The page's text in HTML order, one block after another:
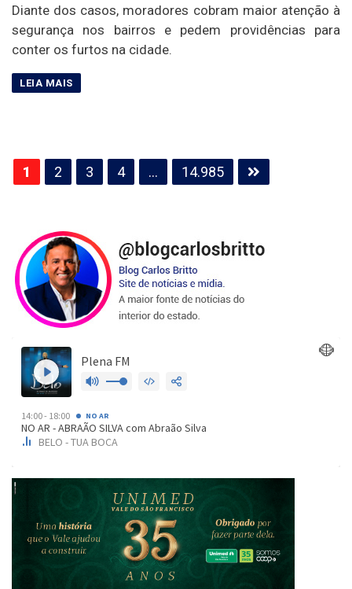
Diante dos casos, moradores cobram maior atenção à
segurança nos bairros e pedem providências para
conter os furtos na cidade.
Paginação
de
1 2 3 4 … 14.985